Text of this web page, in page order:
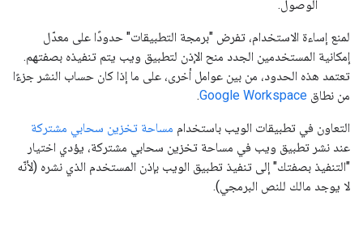
الوصول.
لمنع إساءة الاستخدام، تفرض "برمجة التطبيقات" حدودًا على معدّل
إمكانية المستخدمين الجدد منح الإذن لتطبيق ويب يتم تنفيذه بصفتهم.
تعتمد هذه الحدود، من بين عوامل أخرى، على ما إذا كان حساب النشر جزءًا
من نطاق Google Workspace
.
التعاون في تطبيقات الويب باستخدام مساحة تخزين سحابي مشتركة
عند نشر تطبيق ويب في مساحة تخزين سحابي مشتركة، يؤدي اختيار
"التنفيذ بصفتك" إلى تنفيذ تطبيق الويب بإذن المستخدم الذي نشره (لأنّه
لا يوجد مالك للنص البرمجي).